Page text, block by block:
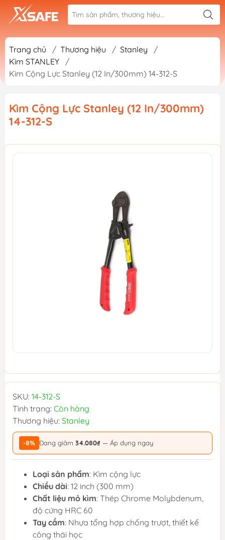
Trang chủ / Thương hiệu / Stanley
/
Kìm STANLEY
/
Kìm Cộng Lực Stanley (12 In/300mm) 14-312-S
Kìm Cộng Lực Stanley (12 In/300mm)
14-312-S
SKU: 14-312-S
Tình trạng: Còn hàng
Thương hiệu: Stanley
-8% Đang giảm 34.080₫ — Áp dụng ngay
Loại sản phẩm: Kìm cộng lực
Chiều dài: 12 inch (300 mm)
Chất liệu mỏ kìm: Thép Chrome Molybdenum,
độ cứng HRC 60
Tay cầm: Nhựa tổng hợp chống trượt, thiết kế
công thái học